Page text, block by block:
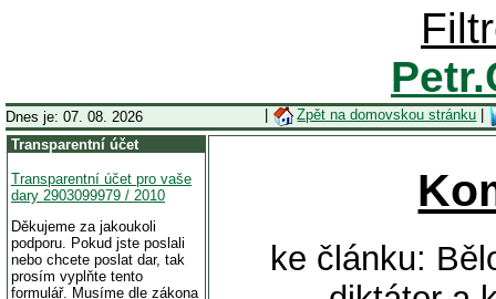
Dnes je: 07. 08. 2026 Zpět na domovskou stránku
Transparentní účet
Transparentní účet pro vaše
dary 2903099979 / 2010
Děkujeme za jakoukoli
podporu. Pokud jste poslali
nebo chcete poslat dar, tak
prosím vyplňte tento
formulář. Musíme dle zákona
ke článku: